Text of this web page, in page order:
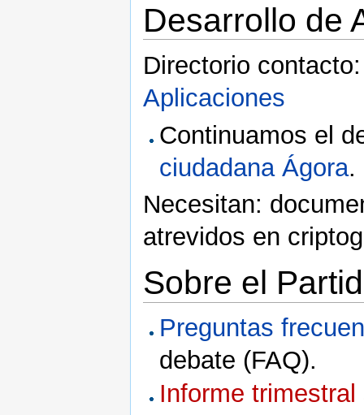
Desarrollo de
Directorio
Aplicaciones
Continuamos el
ciudadana Ágora.
Necesitan:
atrevidos en
Sobre el
Preguntas
debate (FAQ).
Informe